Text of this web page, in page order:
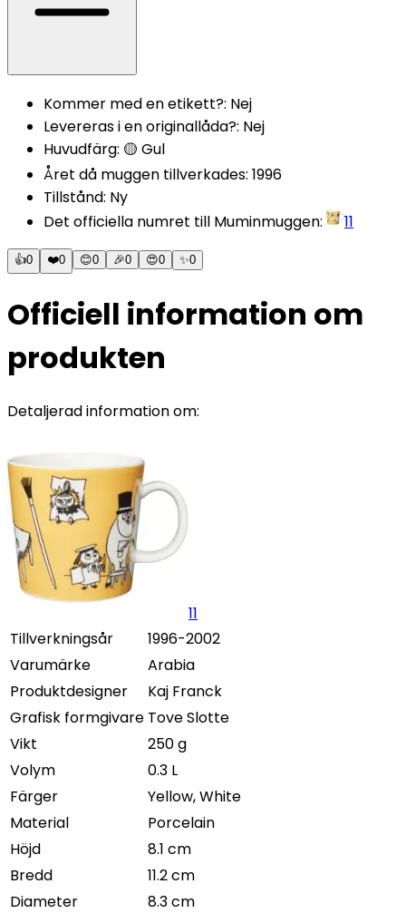
Kommer med en etikett?: Nej
Levereras i en originallåda?: Nej
Huvudfärg: 🟡 Gul
Året då muggen tillverkades: 1996
Tillstånd: Ny
Det officiella numret till Muminmuggen: 11
👍0 ❤️0 😊0 🎉0 😍0 ✨0
Officiell information om
produkten
Detaljerad information om:
11
Tillverkningsår
1996-2002
Varumärke
Arabia
Produktdesigner
Kaj Franck
Grafisk formgivare Tove Slotte
Vikt
250 g
Volym
0.3 L
Färger
Yellow, White
Material
Porcelain
Höjd
8.1 cm
Bredd
11.2 cm
Diameter
8.3 cm